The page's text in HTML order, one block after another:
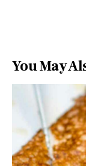
You May